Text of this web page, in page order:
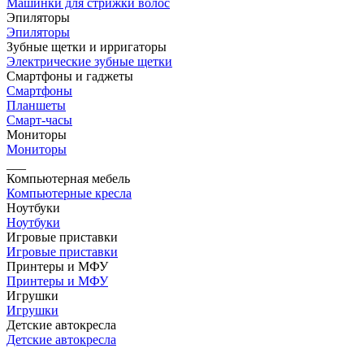
Машинки для стрижки волос
Эпиляторы
Эпиляторы
Зубные щетки и ирригаторы
Электрические зубные щетки
Смартфоны и гаджеты
Смартфоны
Планшеты
Смарт-часы
Мониторы
Мониторы
Компьютерная мебель
Компьютерные кресла
Ноутбуки
Ноутбуки
Игровые приставки
Игровые приставки
Принтеры и МФУ
Принтеры и МФУ
Игрушки
Игрушки
Детские автокресла
Детские автокресла